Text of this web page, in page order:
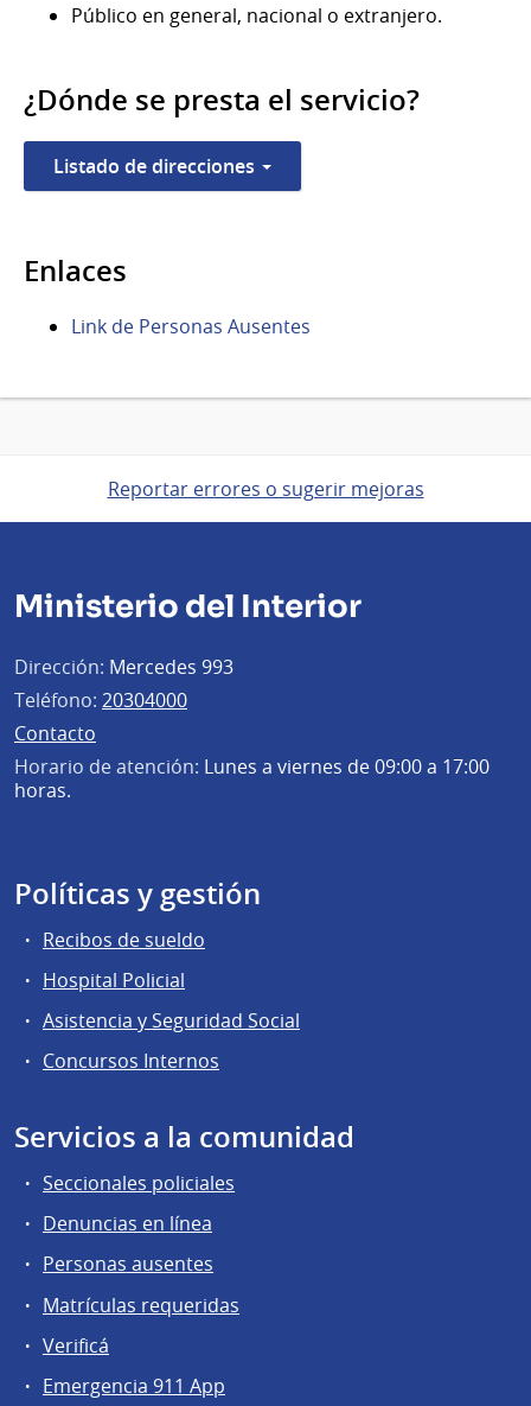
Público en general, nacional o extranjero.
¿Dónde se presta el servicio?
Listado de direcciones
Enlaces
Link de Personas Ausentes
Reportar errores o sugerir mejoras
Ministerio del Interior
Dirección: Mercedes 993
Teléfono: 20304000
Contacto
Horario de atención: Lunes a viernes de 09:00 a 17:00
horas.
Políticas y gestión
Recibos de sueldo
Hospital Policial
Asistencia y Seguridad Social
Concursos Internos
Servicios a la comunidad
Seccionales policiales
Denuncias en línea
Personas ausentes
Matrículas requeridas
Verificá
Emergencia 911 App